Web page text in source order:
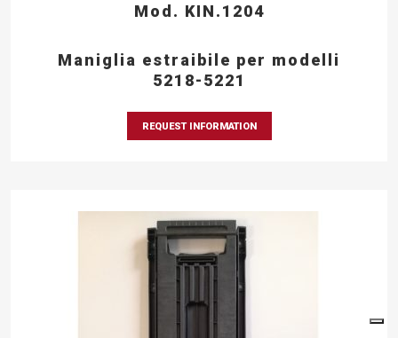
Mod. KIN.1204
Maniglia estraibile per modelli
5218-5221
REQUEST INFORMATION